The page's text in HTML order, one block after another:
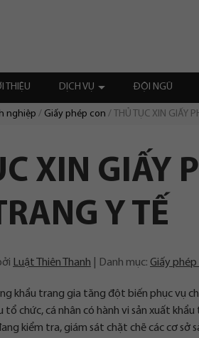
THIỆU DỊCH VỤ ĐỘI NGŨ
nghiệp Giấy phép con THỦ TỤC XIN GIẤY
XIN GIẤY
Y TẾ
Luật Thiên Thanh Danh mục: Giấy phép
khẩu trang gia tăng đột biến phục vụ
tổ chức, cá nhân có hành vi sản xuất
kiểm tra, giám sát chặt chẽ các cơ sở